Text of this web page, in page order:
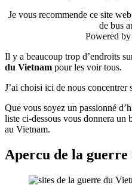
Je vous recommende ce site
de bus
Powered by
Il y a beaucoup trop d’endroits
du Vietnam pour les voir tous.
J’ai choisi ici de nous concentrer
Que vous soyez un passionné
liste ci-dessous vous donnera un
au Vietnam.
Apercu de la guerre